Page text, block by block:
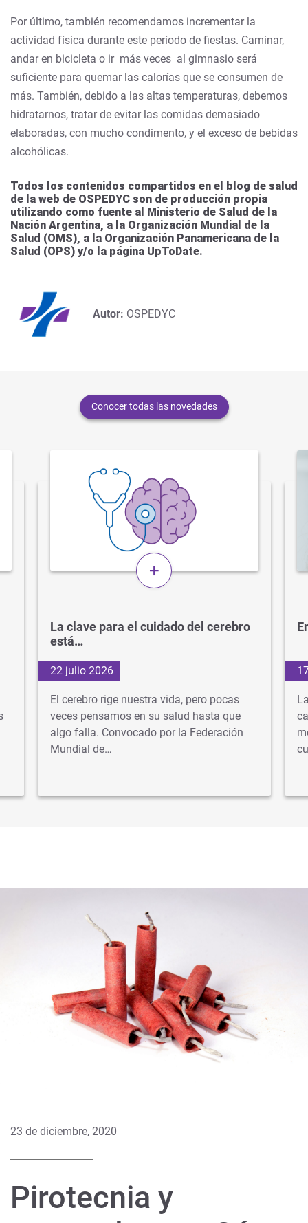
Por último, también recomendamos incrementar la
actividad física durante este período de fiestas. Caminar,
andar en bicicleta o ir más veces al gimnasio será
suficiente para quemar las calorías que se consumen de
más. También, debido a las altas temperaturas, debemos
hidratarnos, tratar de evitar las comidas demasiado
elaboradas, con mucho condimento, y el exceso de bebidas
alcohólicas.
Todos los contenidos compartidos en el blog de salud
de la web de OSPEDYC son de producción propia
utilizando como fuente al Ministerio de Salud de la
Nación Argentina, a la Organización Mundial de la
Salud (OMS), a la Organización Panamericana de la
Salud (OPS) y/o la página UpToDate.
Autor: OSPEDYC
Conocer todas las novedades
+
La clave para el cuidado del cerebro
está…
22 julio 2026
El cerebro rige nuestra vida, pero pocas
veces pensamos en su salud hasta que
algo falla. Convocado por la Federación
Mundial de…
23 de diciembre, 2020
Pirotecnia y